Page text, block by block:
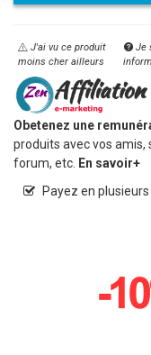
J'ai vu ce produit
moins cher ailleurs
Je
Obetenez une
produits avec vos amis,
forum, etc. En savoir+
Payez en